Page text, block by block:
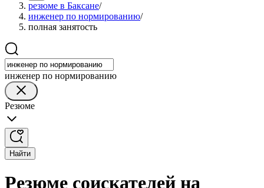
резюме в Баксане/
инженер по нормированию/
полная занятость
инженер по нормированию
Резюме
Найти
Резюме соискателей на